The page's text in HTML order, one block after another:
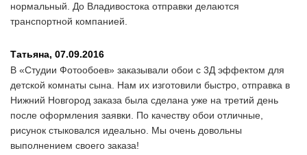
нормальный. До Владивостока отправки делаются
транспортной компанией.
Татьяна, 07.09.2016
В «Студии Фотообоев» заказывали обои с 3Д эффектом для
детской комнаты сына. Нам их изготовили быстро, отправка в
Нижний Новгород заказа была сделана уже на третий день
после оформления заявки. По качеству обои отличные,
рисунок стыковался идеально. Мы очень довольны
выполнением своего заказа!